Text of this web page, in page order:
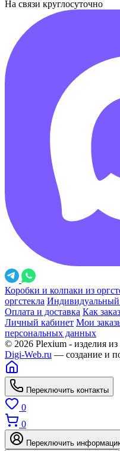
На связи круглосуточно
Коробки и колпаки из
оргстекла Индивидуальный
Оплата и доставка Как
Личный кабинет Мои
персональных данных
© 2026 Plexium - изделия из
Digi-Web.ru — создание и
Переключить контакты
0
0
Переключить